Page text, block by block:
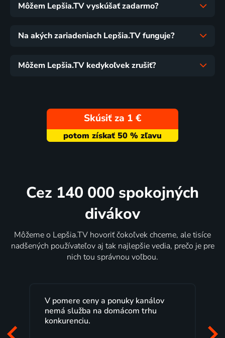
Môžem Lepšia.TV vyskúšať zadarmo?
Na akých zariadeniach Lepšia.TV funguje?
Môžem Lepšia.TV kedykoľvek zrušiť?
Skúsiť za 1 €
Cez 140 000 spokojných
divákov
Môžeme o Lepšia.TV hovoriť čokoľvek chceme, ale tisíce
nadšených používateľov aj tak najlepšie vedia, prečo je pre
nich tou správnou voľbou.
V pomere ceny a ponuky kanálov
nemá služba na domácom trhu
konkurenciu.